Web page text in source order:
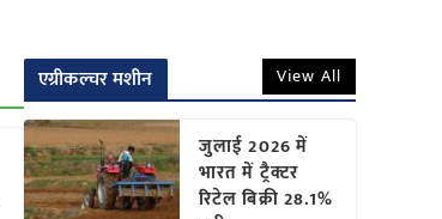
एग्रीकल्चर मशीन View All
जुलाई 2026 में
भारत में ट्रैक्टर
रिटेल बिक्री 28.1%